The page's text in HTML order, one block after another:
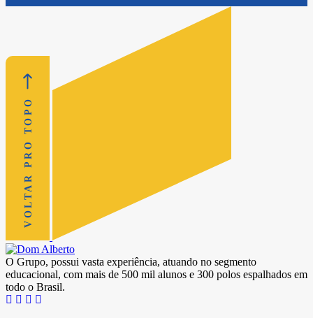
VOLTAR PRO TOPO
O Grupo, possui vasta experiência, atuando no segmento
educacional, com mais de 500 mil alunos e 300 polos espalhados em
todo o Brasil.